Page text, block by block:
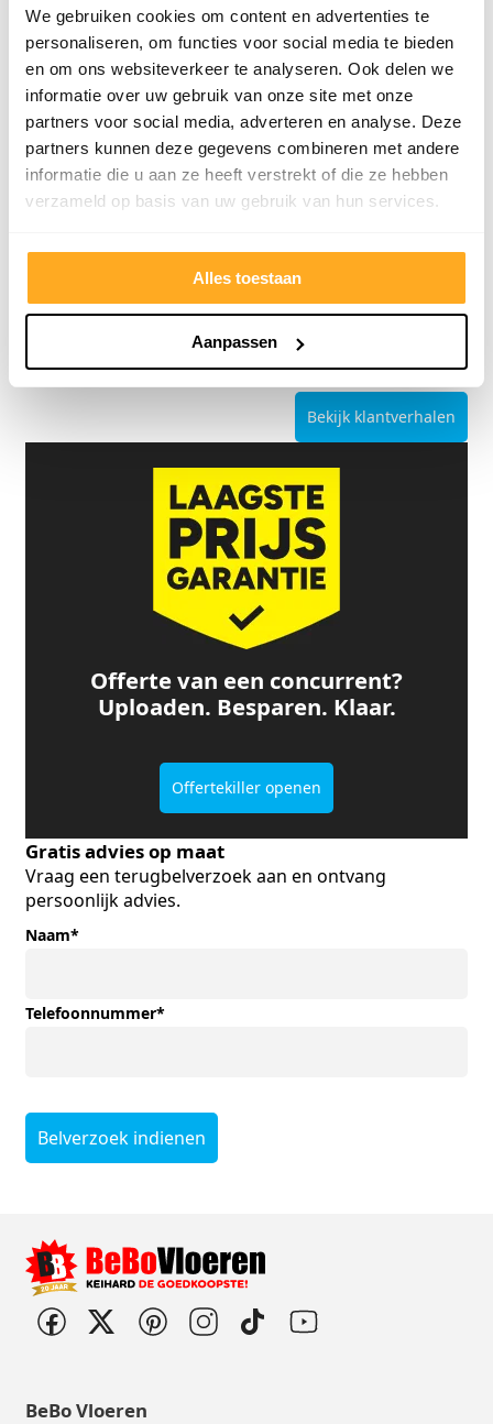
We gebruiken cookies om content en advertenties te
personaliseren, om functies voor social media te bieden
en om ons websiteverkeer te analyseren. Ook delen we
informatie over uw gebruik van onze site met onze
partners voor social media, adverteren en analyse. Deze
partners kunnen deze gegevens combineren met andere
informatie die u aan ze heeft verstrekt of die ze hebben
verzameld op basis van uw gebruik van hun services.
Alles toestaan
Aanpassen
9/10 5272 reviews
Bekijk klantverhalen
Offerte van een concurrent?
Uploaden. Besparen. Klaar.
Offertekiller openen
Gratis advies op maat
Vraag een terugbelverzoek aan en ontvang
persoonlijk advies.
Naam*
Telefoonnummer*
Belverzoek indienen
BeBo Vloeren